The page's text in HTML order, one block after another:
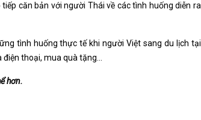
căn bản với người Thái về các tình huống diễn ra
tình huống thực tế khi người Việt sang du lịch tại
thoại, mua quà tặng…
hơn.